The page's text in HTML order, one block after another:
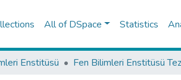
All of DSpace Statistics
Enstitüsü